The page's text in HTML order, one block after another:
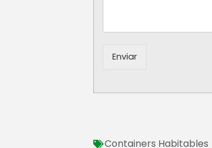
Enviar
Containers Habitables